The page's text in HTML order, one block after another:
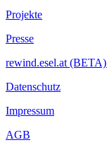
Projekte
Presse
rewind.esel.at (BETA)
Datenschutz
Impressum
AGB